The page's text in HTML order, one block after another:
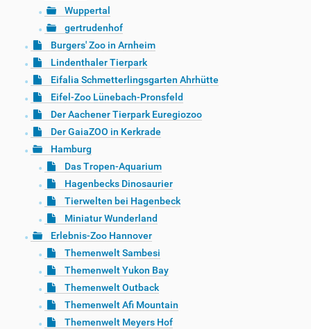
Wuppertal
gertrudenhof
Burgers' Zoo in Arnheim
Lindenthaler Tierpark
Eifalia Schmetterlingsgarten Ahrhütte
Eifel-Zoo Lünebach-Pronsfeld
Der Aachener Tierpark Euregiozoo
Der GaiaZOO in Kerkrade
Hamburg
Das Tropen-Aquarium
Hagenbecks Dinosaurier
Tierwelten bei Hagenbeck
Miniatur Wunderland
Erlebnis-Zoo Hannover
Themenwelt Sambesi
Themenwelt Yukon Bay
Themenwelt Outback
Themenwelt Afi Mountain
Themenwelt Meyers Hof